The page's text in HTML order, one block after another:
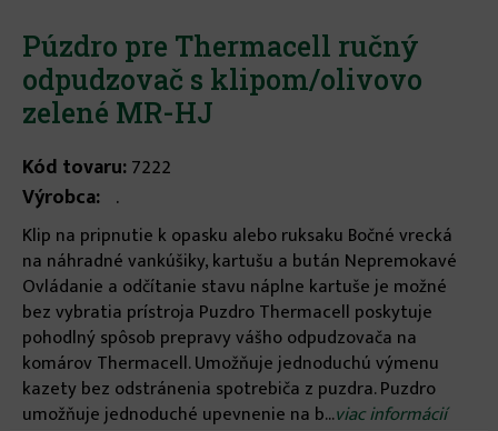
Púzdro pre Thermacell ručný
odpudzovač s klipom/olivovo
zelené MR-HJ
Kód tovaru:7222
Výrobca: .
Klip na pripnutie k opasku alebo ruksaku Bočné vrecká
na náhradné vankúšiky, kartušu a bután Nepremokavé
Ovládanie a odčítanie stavu náplne kartuše je možné
bez vybratia prístroja Puzdro Thermacell poskytuje
pohodlný spôsob prepravy vášho odpudzovača na
komárov Thermacell. Umožňuje jednoduchú výmenu
kazety bez odstránenia spotrebiča z puzdra. Puzdro
umožňuje jednoduché upevnenie na b...viac informácií